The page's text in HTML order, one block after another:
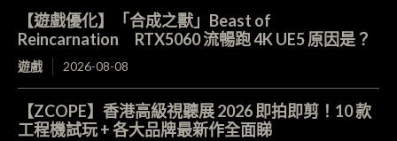
【遊戲優化】「合成之獸」Beast of
Reincarnation RTX5060 流暢跑 4K UE5 原因是？
遊戲 2026-08-08
【ZCOPE】香港高級視聽展 2026 即拍即剪！10 款
工程機試玩 + 各大品牌最新作全面睇